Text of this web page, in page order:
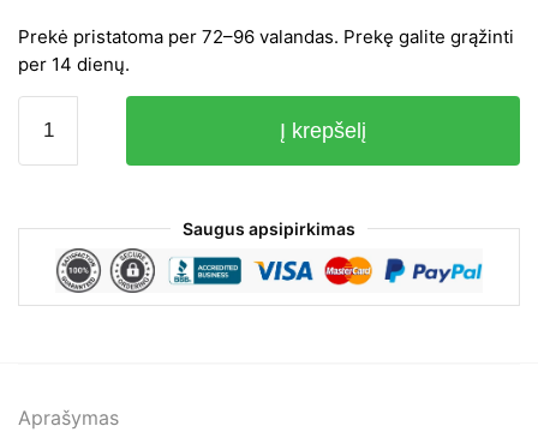
Prekė pristatoma per 72–96 valandas. Prekę galite grąžinti
per 14 dienų.
kiekis:
Sulčiaspaudė
150W
Į krepšelį
Saugus apsipirkimas
Aprašymas